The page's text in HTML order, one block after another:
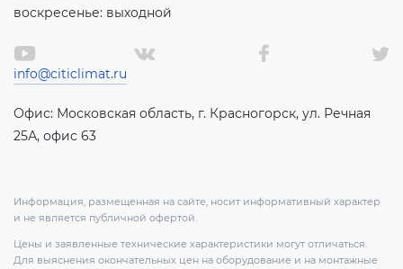
воскресенье: выходной
info@citiclimat.ru
Офис: Московская область, г. Красногорск, ул. Речная
25А, офис 63
Информация, размещенная на сайте, носит информативный характер
и не является публичной офертой.
Цены и заявленные технические характеристики могут отличаться.
Для выяснения окончательных цен на оборудование и на монтажные